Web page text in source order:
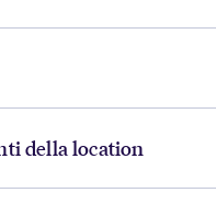
della location